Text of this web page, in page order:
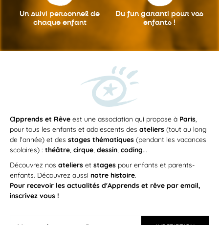
Un suivi personnel de
chaque enfant
Du fun garanti pour vos
enfants !
apprends et Rêve est une association qui propose à Paris,
pour tous les enfants et adolescents des ateliers (tout au long
de l'année) et des stages thématiques (pendant les vacances
scolaires) : théâtre, cirque, dessin, coding...
Découvrez nos ateliers et stages pour enfants et parents-
enfants. Découvrez aussi notre histoire.
Pour recevoir les actualités d'Apprends et rêve par email,
inscrivez vous !